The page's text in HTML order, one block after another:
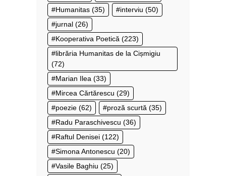
Humanitas (35) interviu (50)
jurnal (26)
Kooperativa Poetică (223)
librăria Humanitas de la Cișmigiu
(72)
Marian Ilea (33)
Mircea Cărtărescu (29)
poezie (62) proză scurtă (35)
Radu Paraschivescu (36)
Raftul Denisei (122)
Simona Antonescu (20)
Vasile Baghiu (25)